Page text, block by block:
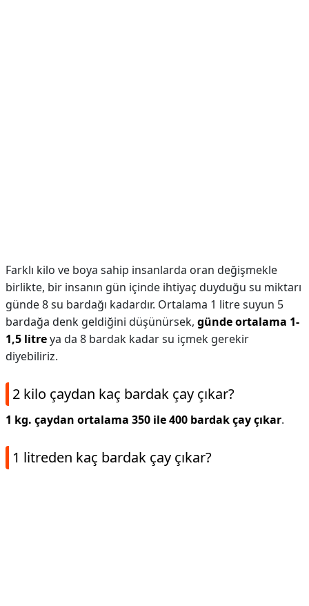
Farklı kilo ve boya sahip insanlarda oran değişmekle
birlikte, bir insanın gün içinde ihtiyaç duyduğu su miktarı
günde 8 su bardağı kadardır. Ortalama 1 litre suyun 5
bardağa denk geldiğini düşünürsek, günde ortalama 1-
1,5 litreya da 8 bardak kadar su içmek gerekir
diyebiliriz.
2 kilo çaydan kaç bardak çay çıkar?
1 kg. çaydan ortalama 350 ile 400 bardak çay çıkar.
1 litreden kaç bardak çay çıkar?